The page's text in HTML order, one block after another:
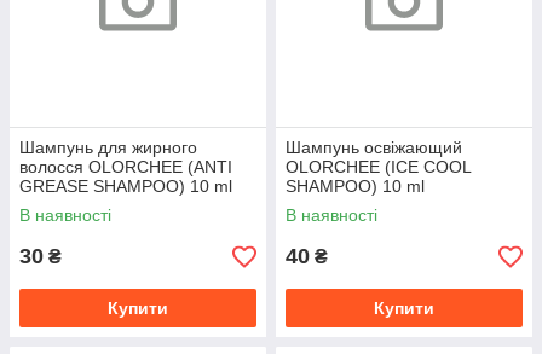
Шампунь для жирного
волосся OLORCHEE (ANTI
GREASE SHAMPOO) 10 ml
В наявності
30 ₴
Купити
Шампунь освіжающий
OLORCHEE (ICE COOL
SHAMPOO) 10 ml
В наявності
40 ₴
Купити